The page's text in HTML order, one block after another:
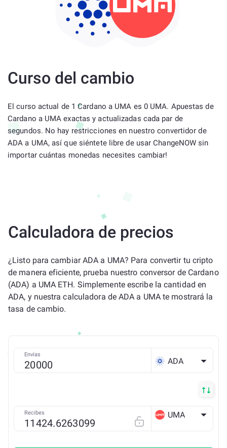
Curso del cambio
El curso actual de 1 Cardano a UMA es 0 UMA. Apuestas de
Cardano a UMA exactas y actualizadas cada par de
segundos. No hay restricciones en nuestro convertidor de
ADA a UMA, así que siéntete libre de usar ChangeNOW sin
importar cuántas monedas necesites cambiar!
Calculadora de precios
¿Listo para cambiar ADA a UMA? Para convertir tu cripto
de manera eficiente, prueba nuestro conversor de Cardano
(ADA) a UMA ETH. Simplemente escribe la cantidad en
ADA, y nuestra calculadora de ADA a UMA te mostrará la
tasa de cambio.
Envías
ADA
Recibes UMA